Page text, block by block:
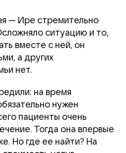
— Ире стремительно
ситуацию и то,
вместе с ней, он
а других
нет.
на время
нужен
пациенты очень
Тогда она впервые
Но где ее найти? На